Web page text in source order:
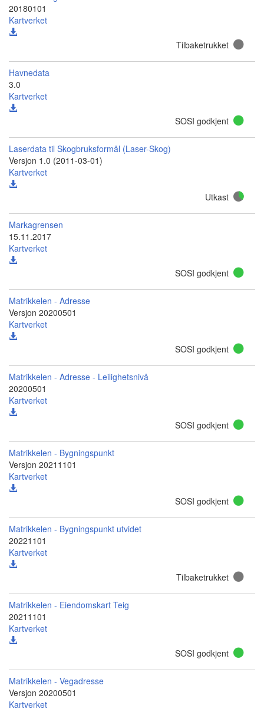
20180101
Kartverket
Tilbaketrukket
Havnedata
3.0
Kartverket
SOSI godkjent
Laserdata til Skogbruksformål (Laser-Skog)
Versjon 1.0 (2011-03-01)
Kartverket
Utkast
Markagrensen
15.11.2017
Kartverket
SOSI godkjent
Matrikkelen - Adresse
Versjon 20200501
Kartverket
SOSI godkjent
Matrikkelen - Adresse - Leilighetsnivå
20200501
Kartverket
SOSI godkjent
Matrikkelen - Bygningspunkt
Versjon 20211101
Kartverket
SOSI godkjent
Matrikkelen - Bygningspunkt utvidet
20221101
Kartverket
Tilbaketrukket
Matrikkelen - Eiendomskart Teig
20211101
Kartverket
SOSI godkjent
Matrikkelen - Vegadresse
Versjon 20200501
Kartverket